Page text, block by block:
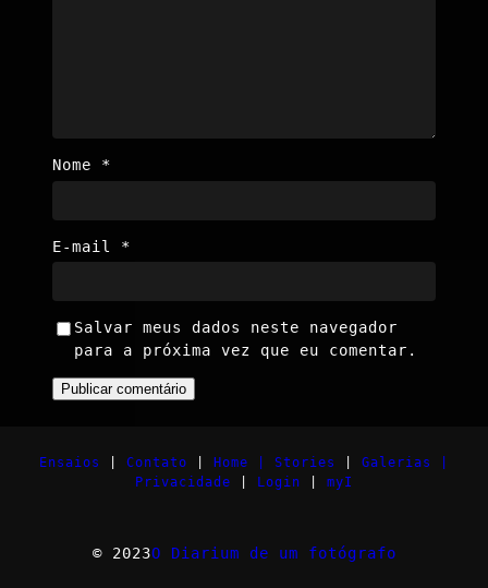
Nome *
E-mail *
Salvar meus dados neste navegador
para a próxima vez que eu comentar.
Ensaios Contato Home | Stories
Galerias |
Privacidade
Login myI
© 2023O Diarium de um fotógrafo